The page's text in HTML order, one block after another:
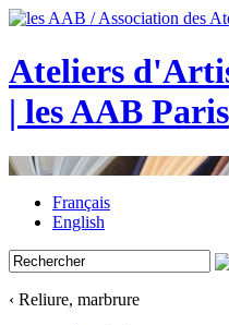
Ateliers
| les AAB Paris
Français
English
‹ Reliure, marbrure